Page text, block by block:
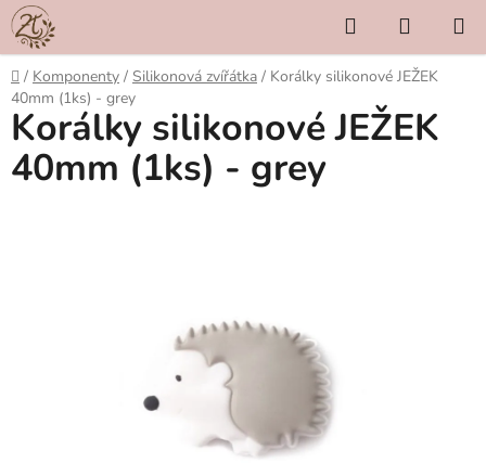
Přejít
na
obsah
Hledat
KOŠÍK
Domů
/ Komponenty / Silikonová zvířátka / Korálky silikonové JEŽEK
40mm (1ks) - grey
Korálky silikonové JEŽEK
40mm (1ks) - grey